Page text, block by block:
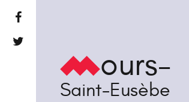
ours-
Saint-Eusèbe